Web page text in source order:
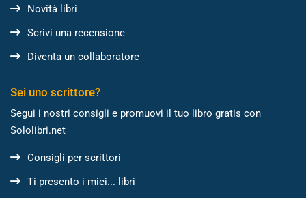
Novità libri
Scrivi una recensione
Diventa un collaboratore
Sei uno scrittore?
Segui i nostri consigli e promuovi il tuo libro gratis con
Sololibri.net
Consigli per scrittori
Ti presento i miei... libri